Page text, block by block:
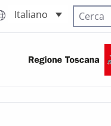
Italiano
Cerca